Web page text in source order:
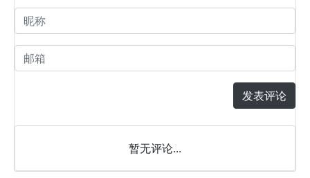
发表评论
暂无评论...